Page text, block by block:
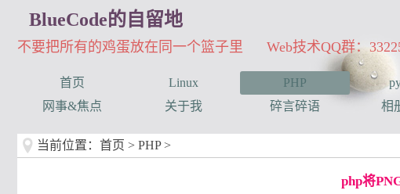
BlueCode的自留地
不要把所有的鸡蛋放在同一个篮子里 Web技术QQ群：
首页 Linux PHP
网事&焦点
关于我 碎言碎语 相
当前位置： 首页 > PHP>
php将